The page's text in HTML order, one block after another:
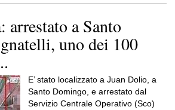
arrestato a Santo
uno dei 100
E’ stato localizzato a Juan Dolio, a
Santo Domingo, e arrestato dal
Servizio Centrale Operativo (Sco)